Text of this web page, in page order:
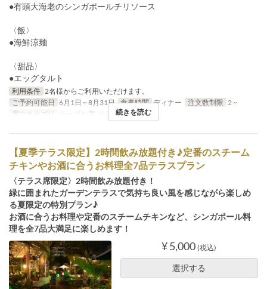
●有頭大海老のシンガポールチリソース
〈飯〉
●海鮮涼麺
〈甜品〉
●エッグタルト
利用条件 2名様からご利用いただけます。
ご予約可能日 6月1日 ~ 8月31日 食事時間 ディナー 注文数制限 2 ~
席のカテゴリ
テーブル席, テラス席続きを読む
【夏季テラス限定】2時間飲み放題付き♪定番のスチーム
チキンやお酒に合うお料理全7品テラスプラン
〈テラス席限定〉2時間飲み放題付き！
緑に囲まれたガーデンテラスで気持ち良い風を感じながら楽しめ
る夏限定の特別プラン♪
お酒に合うお料理や定番のスチームチキンなど、シンガポール料
理を全7品大満足に楽しめます！
¥ 5,000 (税込)
選択する